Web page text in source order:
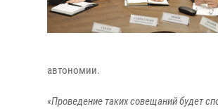
автономии.
«Проведение таких совещаний будет